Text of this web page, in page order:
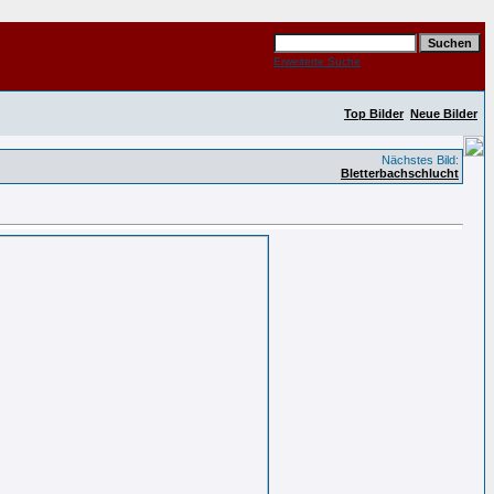
Erweiterte Suche
Top Bilder Neue Bilder
Nächstes Bild:
Bletterbachschlucht